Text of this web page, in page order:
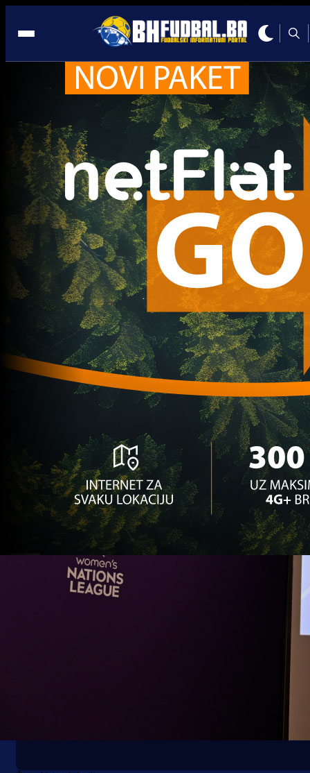
Ženske selekcije
Ženske selekcije
Devojčica koja pomjera granice: Nejla Ćerić već
sada među najboljima u BiH
4 mjesec 3 sedmica
Ženske selekcije
OVO NEMA NIGDJE: Selektor 'sklonio' najbolju
igračicu BiH
1 godina 5 mjesec